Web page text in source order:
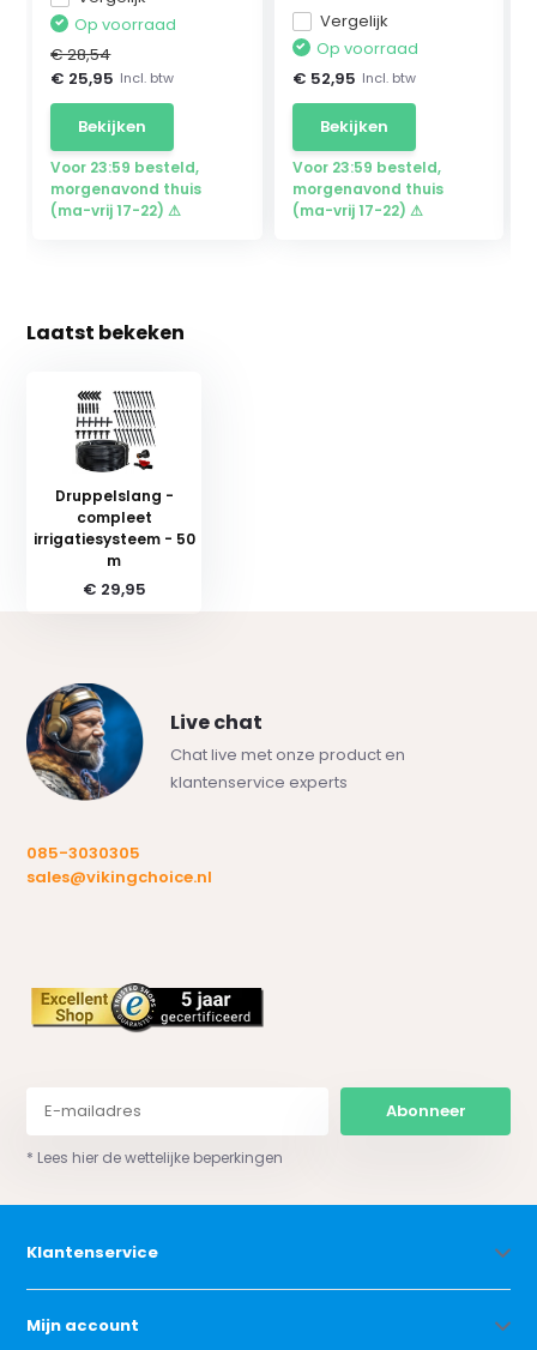
Op voorraad
€ 28,54
€ 25,95 Incl. btw
Bekijken
Voor 23:59 besteld,
morgenavond thuis
(ma-vrij 17-22) ⚠
Vergelijk
Op voorraad
€ 52,95 Incl. btw
Bekijken
Voor 23:59 besteld,
morgenavond thuis
(ma-vrij 17-22) ⚠
Laatst bekeken
Druppelslang -
compleet
irrigatiesysteem - 50
m
€ 29,95
Live chat
Chat live met onze product en
klantenservice experts
085-3030305
sales@vikingchoice.nl
Abonneer
* Lees hier de wettelijke beperkingen
Klantenservice
Mijn account